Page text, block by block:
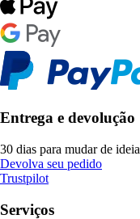
Entrega e devolução
30 dias para mudar de ideia
Devolva seu pedido
Trustpilot
Serviços